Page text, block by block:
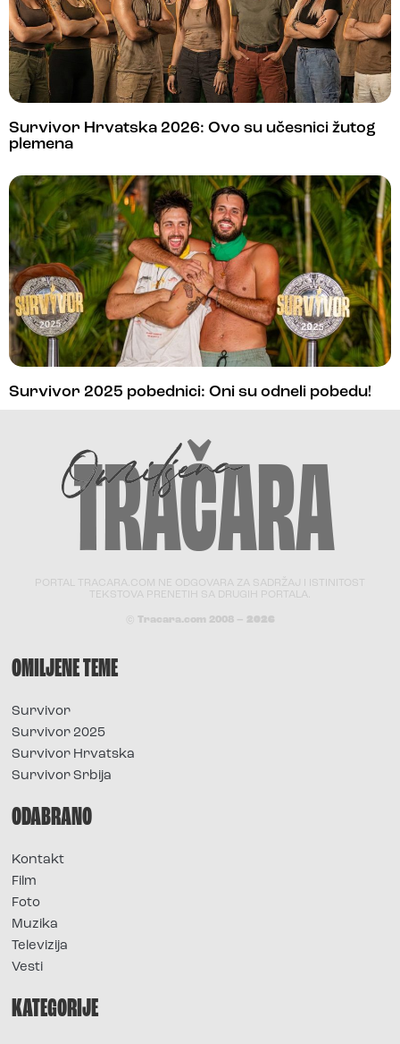
Survivor Hrvatska 2026: Ovo su učesnici žutog
plemena
Survivor 2025 pobednici: Oni su odneli pobedu!
PORTAL TRACARA.COM NE ODGOVARA ZA SADRŽAJ I ISTINITOST
TEKSTOVA PRENETIH SA DRUGIH PORTALA.
© Tracara.com 2008 – 2026
OMILJENE TEME
Survivor
Survivor 2025
Survivor Hrvatska
Survivor Srbija
ODABRANO
Kontakt
Film
Foto
Muzika
Televizija
Vesti
KATEGORIJE